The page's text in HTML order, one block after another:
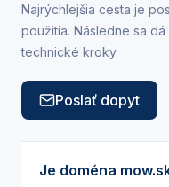
Najrýchlejšia cesta je
použitia. Následne sa
technické kroky.
Poslať dopyt
Je doména